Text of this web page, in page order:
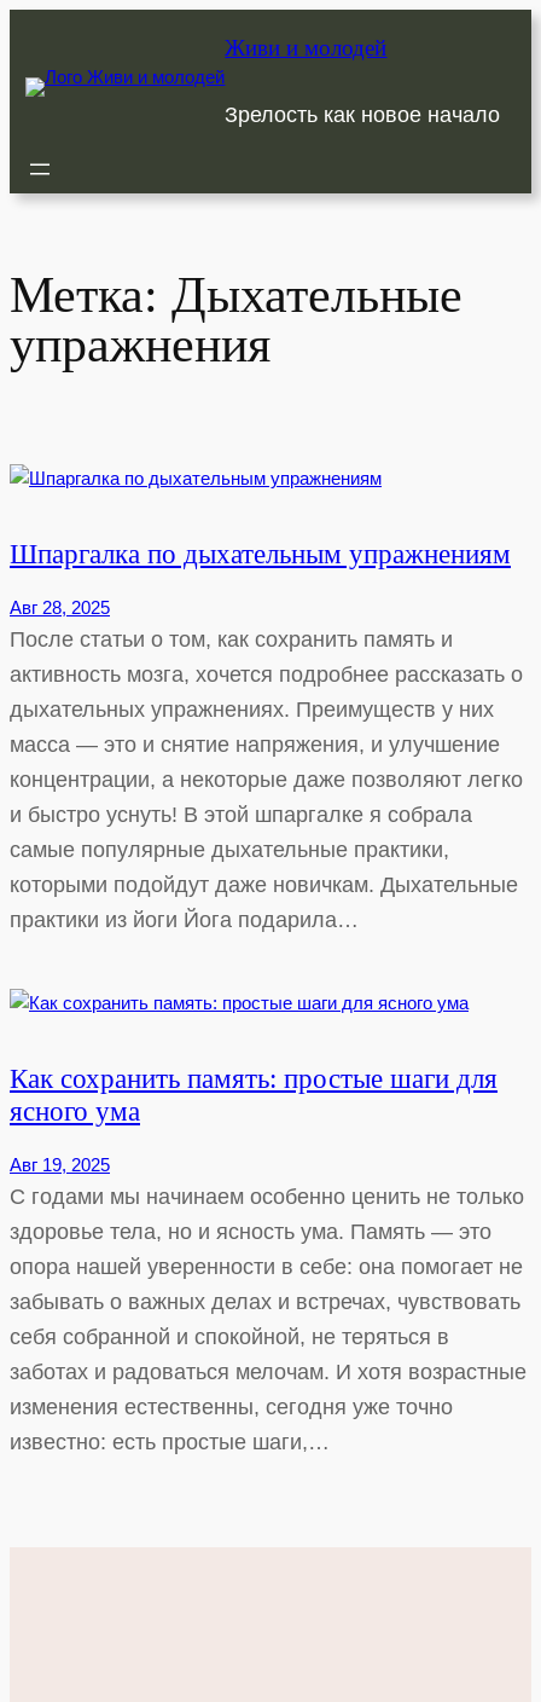
содержимому
Живи и молодей
Зрелость как новое начало
Метка: Дыхательные
упражнения
Шпаргалка по дыхательным упражнениям
Авг 28, 2025
После статьи о том, как сохранить память и
активность мозга, хочется подробнее рассказать о
дыхательных упражнениях. Преимуществ у них
масса — это и снятие напряжения, и улучшение
концентрации, а некоторые даже позволяют легко
и быстро уснуть! В этой шпаргалке я собрала
самые популярные дыхательные практики,
которыми подойдут даже новичкам. Дыхательные
практики из йоги Йога подарила…
Как сохранить память: простые шаги для
ясного ума
Авг 19, 2025
С годами мы начинаем особенно ценить не только
здоровье тела, но и ясность ума. Память — это
опора нашей уверенности в себе: она помогает не
забывать о важных делах и встречах, чувствовать
себя собранной и спокойной, не теряться в
заботах и радоваться мелочам. И хотя возрастные
изменения естественны, сегодня уже точно
известно: есть простые шаги,…